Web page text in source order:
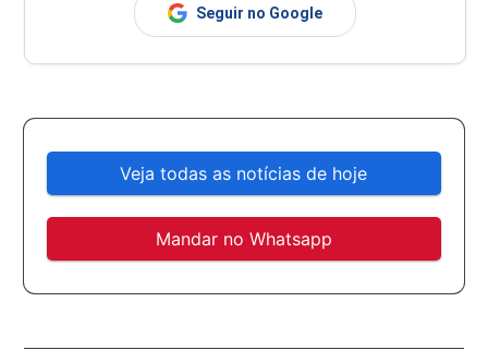
Seguir no Google
Veja todas as notícias de hoje
Mandar no Whatsapp